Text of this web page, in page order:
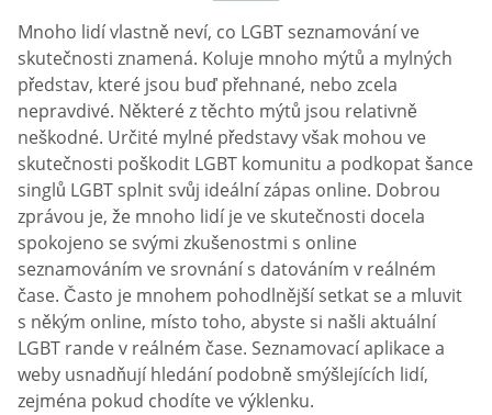
Mnoho lidí vlastně neví, co LGBT seznamování ve
skutečnosti znamená. Koluje mnoho mýtů a mylných
představ, které jsou buď přehnané, nebo zcela
nepravdivé. Některé z těchto mýtů jsou relativně
neškodné. Určité mylné představy však mohou ve
skutečnosti poškodit LGBT komunitu a podkopat šance
singlů LGBT splnit svůj ideální zápas online. Dobrou
zprávou je, že mnoho lidí je ve skutečnosti docela
spokojeno se svými zkušenostmi s online
seznamováním ve srovnání s datováním v reálném
čase. Často je mnohem pohodlnější setkat se a mluvit
s někým online, místo toho, abyste si našli aktuální
LGBT rande v reálném čase. Seznamovací aplikace a
weby usnadňují hledání podobně smýšlejících lidí,
zejména pokud chodíte ve výklenku.